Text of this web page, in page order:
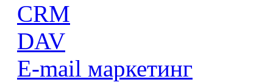
CRM
DAV
E-mail маркетинг